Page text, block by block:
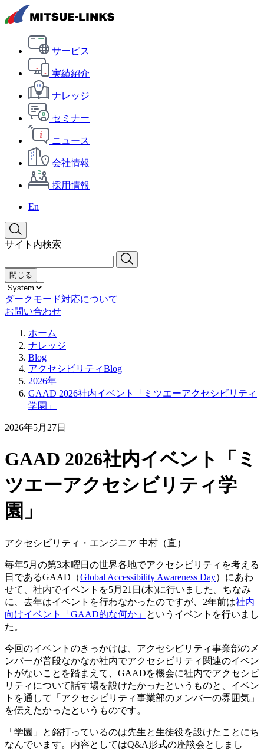
サービス
実績紹介
ナレッジ
セミナー
ニュース
会社情報
採用情報
En
サイト内検索
閉じる
ダークモード対応について
お問い合わせ
ホーム
ナレッジ
Blog
アクセシビリティBlog
2026年
GAAD 2026社内イベント「ミツエーアクセシビリティ
学園」
2026年5月27日
GAAD 2026社内イベント「ミ
ツエーアクセシビリティ学
園」
アクセシビリティ・エンジニア 中村（直）
毎年5月の第3木曜日の世界各地でアクセシビリティを考える
日であるGAAD（Global Accessibility Awareness Day）にあわ
せて、社内でイベントを5月21日(木)に行いました。ちなみ
に、去年はイベントを行わなかったのですが、2年前は社内
向けイベント「GAAD的な何か」
というイベントを行いまし
た。
今回のイベントのきっかけは、アクセシビリティ事業部のメ
ンバーが普段なかなか社内でアクセシビリティ関連のイベン
トがないことを踏まえて、GAADを機会に社内でアクセシビ
リティについて話す場を設けたかったというものと、イベン
トを通して「アクセシビリティ事業部のメンバーの雰囲気」
を伝えたかったというものです。
「学園」と銘打っているのは先生と生徒役を設けたことにち
なんでいます。内容としてはQ&A形式の座談会としまし